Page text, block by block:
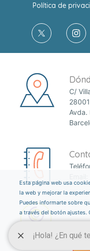
Política de
C/
Avda.
Esta página web usa
la web y mejorar la
Puedes informarte sobre
a través del botón ajustes.
AJUSTES